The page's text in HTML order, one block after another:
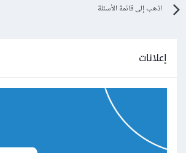
اذهب إلى قائمة الأسئلة
إعلانات